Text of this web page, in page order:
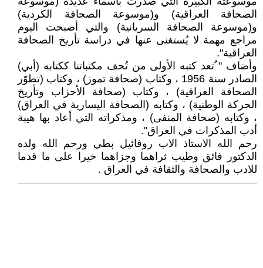
الصحافة العراقية) و(موسوعة الصحافة الكردية)
و(موسوعة الصحافة السريانية) والتي أصبحت اليوم
مراجع مهمة لا يُستغنى عنها في دراسة تأريخ الصحافة
العراقية".
وأضاف " ُتعد كتبه الأولى من تُحف مكتباتنا ككتابه (أبي)
الصادر سنة 1956 ، وكتاب (صحافة تموز) ، وكتاب (تطوّر
الصحافة العراقية) ، وكتاب (صحافة الأحزاب وتأريخ
الحركة الوطنية) ، وكتابه (الصحافة اليسارية في العراق)
، وكتابه (صحافة المنفى) ، ومذكراته التي أعاد بها هيبة
أدب المذكرات في العراق".
رحم الله الاستاذ الاب روفائيل بطي ورحم الله ولده
الدكتور فائق وطيب ثراهما وجزاهما خيرا على ما قدما
للادب والصحافة والثقافة في العراق .